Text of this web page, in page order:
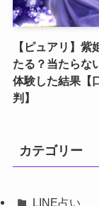
【ピュアリ】紫
たる？当たらな
体験した結果【
判】
カテゴリー
LINE占い